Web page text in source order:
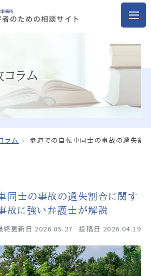
ラム
ラム 歩道での自転車同士の事故の過失割
同士の事故の過失割合に関す
故に強い弁護士が解説
終更新日 2026.05.27
投稿日 2026.04.19